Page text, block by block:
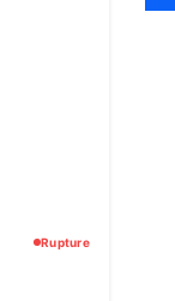
Rupture